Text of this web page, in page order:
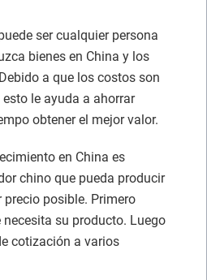
ser cualquier persona
bienes en China y los
a que los costos son
le ayuda a ahorrar
obtener el mejor valor.
en China es
chino que pueda producir
posible. Primero
su producto. Luego
cotización a varios